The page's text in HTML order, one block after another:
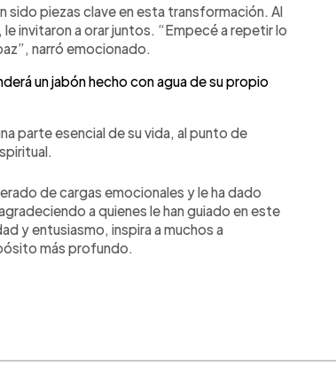
sido piezas clave en esta transformación. Al
invitaron a orar juntos. “Empecé a repetir lo
narró emocionado.
un jabón hecho con agua de su propio
parte esencial de su vida, al punto de
de cargas emocionales y le ha dado
a quienes le han guiado en este
y entusiasmo, inspira a muchos a
más profundo.